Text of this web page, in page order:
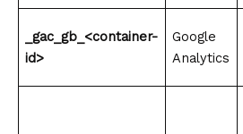
_gac_gb_<container-
id>
Google
Analytics